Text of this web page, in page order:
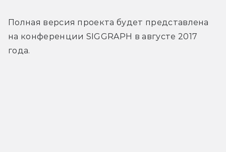
Полная версия проекта будет представлена
на конференции SIGGRAPH в августе 2017
года.